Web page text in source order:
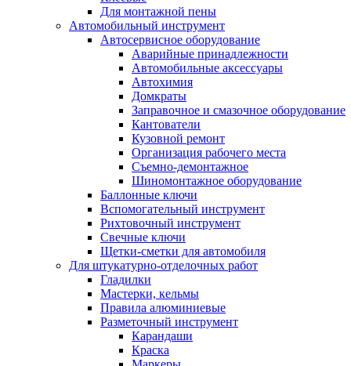
Для монтажной пены
Автомобильный инструмент
Автосервисное оборудование
Аварийные принадлежности
Автомобильные аксессуары
Автохимия
Домкраты
Заправочное и смазочное оборудование
Кантователи
Кузовной ремонт
Организация рабочего места
Съемно-демонтажное
Шиномонтажное оборудование
Баллонные ключи
Вспомогательный инструмент
Рихтовочный инструмент
Свечные ключи
Щетки-сметки для автомобиля
Для штукатурно-отделочных работ
Гладилки
Мастерки, кельмы
Правила алюминиевые
Разметочный инструмент
Карандаши
Краска